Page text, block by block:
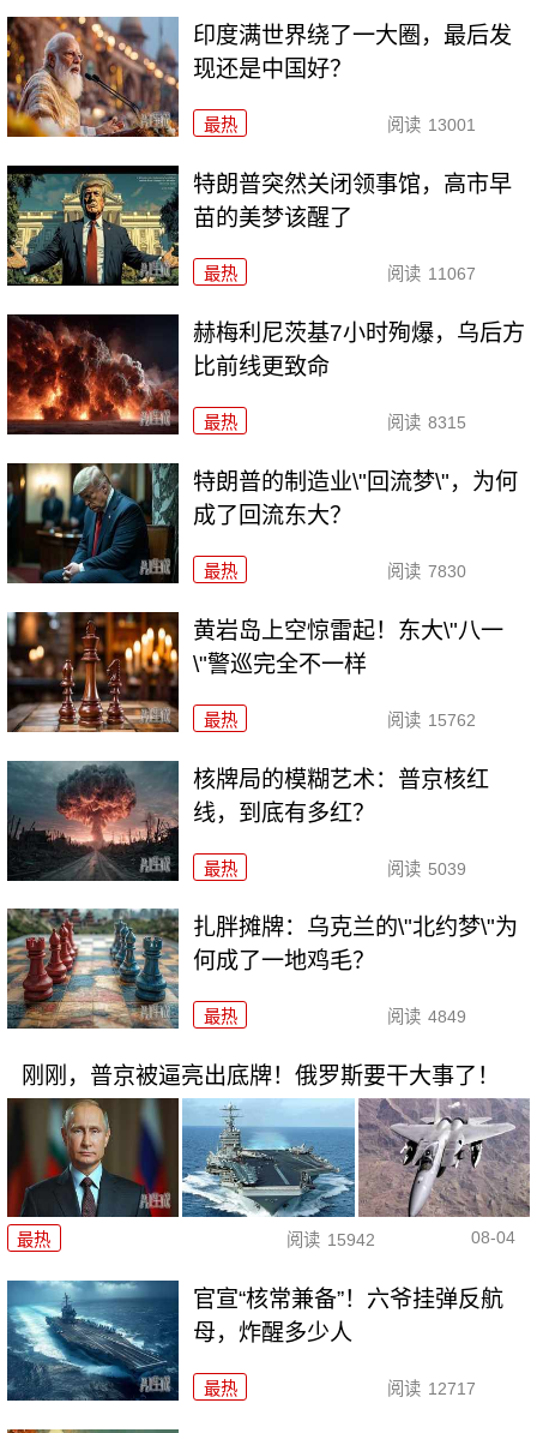
印度满世界绕了一大圈，最后发
现还是中国好？
最热 阅读 13001
特朗普突然关闭领事馆，高市早
苗的美梦该醒了
最热 阅读 11067
赫梅利尼茨基7小时殉爆，乌后方
比前线更致命
最热 阅读 8315
特朗普的制造业\"回流梦\"，为何
成了回流东大？
最热 阅读 7830
黄岩岛上空惊雷起！东大\"八一
\"警巡完全不一样
最热 阅读 15762
核牌局的模糊艺术：普京核红
线，到底有多红？
最热 阅读 5039
扎胖摊牌：乌克兰的\"北约梦\"为
何成了一地鸡毛？
最热 阅读 4849
刚刚，普京被逼亮出底牌！俄罗斯要干大事了！
最热 阅读 15942 08-04
官宣“核常兼备”！六爷挂弹反航
母，炸醒多少人
最热 阅读 12717